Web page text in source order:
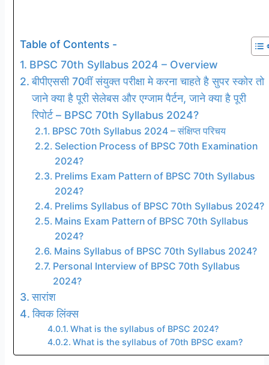
Table of Contents -
BPSC 70th Syllabus 2024 – Overview
बीपीएससी 70वीं संयुक्त परीक्षा मे करना चाहते है सुपर स्कोर तो
जाने क्या है पूरी सेलेबस और एग्जाम पैर्टन, जाने क्या है पूरी
रिपोर्ट – BPSC 70th Syllabus 2024?
BPSC 70th Syllabus 2024 – संक्षिप्त परिचय
Selection Process of BPSC 70th Examination
2024?
Prelims Exam Pattern of BPSC 70th Syllabus
2024?
Prelims Syllabus of BPSC 70th Syllabus 2024?
Mains Exam Pattern of BPSC 70th Syllabus
2024?
Mains Syllabus of BPSC 70th Syllabus 2024?
Personal Interview of BPSC 70th Syllabus
2024?
सारांश
क्विक लिंक्स
What is the syllabus of BPSC 2024?
What is the syllabus of 70th BPSC exam?